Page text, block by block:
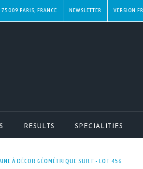
PARIS, FRANCE NEWSLETTER
RESULTS SPECIALITIES
À DÉCOR GÉOMÉTRIQUE SUR F - LOT 456